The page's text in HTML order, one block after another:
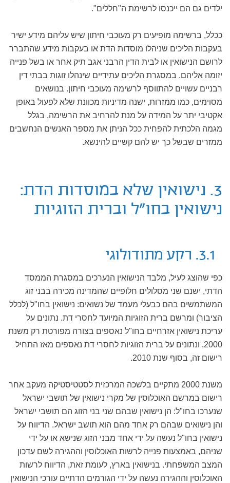
ילדים גם הם ייכנסו לרשימת ה"חללים".
ככלל, ברשימה מופיעים רק מעוכבי חיתון שיש עליהם מידע ישיר
בעקבות הליכים שניהלו מוסדות הדת או בעקבות מידע שהתברר
לרושם הנישואין או לבית הדין הרבני אגב תיק אחר או בשל פנייה
יזומה אליהם. במסגרת הליכים עתידיים שינהלו זוגות בבתי דין
רבניים עשויים להתווסף לרשימה מעוכבי חיתון. בנושאים
מסוימים, כמו ממזרות, ישנה מדיניות מכוונת שלא לפעול באופן
אקטיבי יתר על המידה על מנת להרחיב את הרשימה, בגלל
מגמה הלכתית להפחית ככל הניתן את מספר האנשים הנחשבים
ממזרים שבשל כך יש להם קשיים להינשא.
3. נישואין שלא במוסדות הדת:
נישואין בחו"ל וברית הזוגיות
כפי שהוצג לעיל, מלבד הנישואין הנערכים במסגרת הממסד
הדתי, ישנם שני מסלולים חלופיים שהמדינה מכירה בבני זוג
המשתמשים בהם כבעלי מעמד של נשואים: נישואין בחו"ל (לכלל
הציבור) ומרשם ברית הזוגיות המיועד לחסרי דת. נתונים על
עריכת נישואין אזרחיים בחו"ל נאספים בצורה מפורטת רק משנת
2000, ונתונים על ברית הזוגיות לחסרי דת נאספים מאז התחיל
רישום זה, בסוף שנת 2010.
משנת 2000 מתקיים בלשכה המרכזית לסטטיסטיקה מעקב אחר
רישום במרשם האוכלוסין של מקרי נישואין של תושבי ישראל
שנערכו בחו"ל: הן נישואין שבהם שני בני הזוג הם תושבי ישראל
והן נישואים שבהם רק אחד מהם הוא תושב ישראל. הדיווח על
נישואין בחו"ל נעשה על ידי אחד מבני הזוג שנישא או על ידי
שניהם, באמצעות פנייה לרשות האוכלוסין וההגירה לשם עדכון
המצב המשפחתי. בנישואין בארץ, לעומת זאת, הדיווח לרשות
האוכלוסין וההגירה נעשה על ידי הגורמים הדתיים עורכי הנישואין